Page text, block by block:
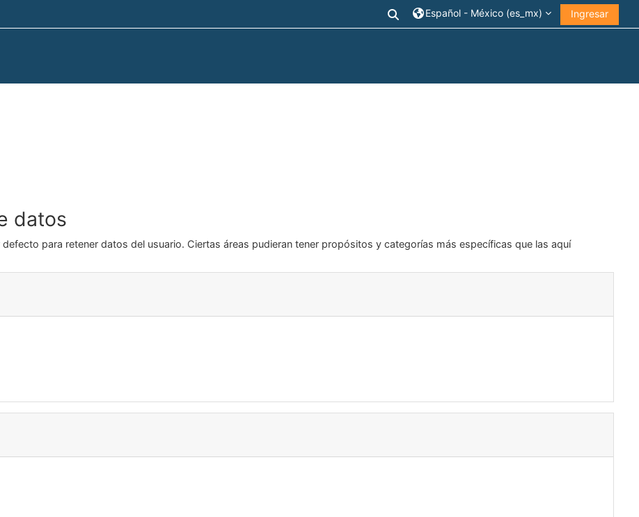
Alternar entrada de búsqueda
Español - México ‎(es_mx)‎ Ingresar
datos
para retener datos del usuario. Ciertas áreas pudieran tener propósitos y categorías más específicas que las aquí